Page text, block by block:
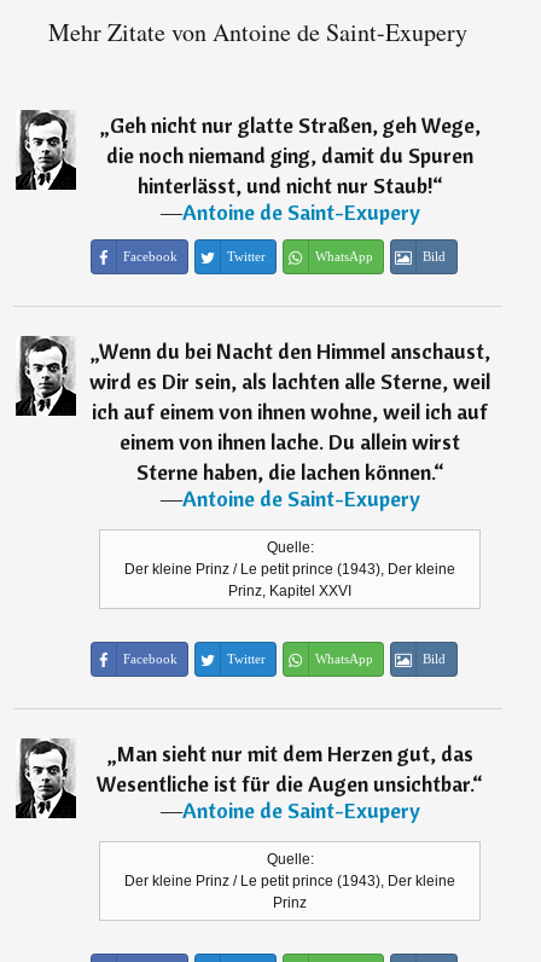
Mehr Zitate von Antoine de Saint-Exupery
„Geh nicht nur glatte Straßen, geh Wege,
die noch niemand ging, damit du Spuren
hinterlässt, und nicht nur Staub!“
―Antoine de Saint-Exupery
Facebook Twitter WhatsApp Bild
„Wenn du bei Nacht den Himmel anschaust,
wird es Dir sein, als lachten alle Sterne, weil
ich auf einem von ihnen wohne, weil ich auf
einem von ihnen lache. Du allein wirst
Sterne haben, die lachen können.“
―Antoine de Saint-Exupery
Quelle:
Der kleine Prinz / Le petit prince (1943), Der kleine
Prinz, Kapitel XXVI
Facebook Twitter WhatsApp Bild
„Man sieht nur mit dem Herzen gut, das
Wesentliche ist für die Augen unsichtbar.“
―Antoine de Saint-Exupery
Quelle:
Der kleine Prinz / Le petit prince (1943), Der kleine
Prinz